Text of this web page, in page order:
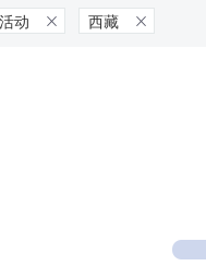
动  西藏 